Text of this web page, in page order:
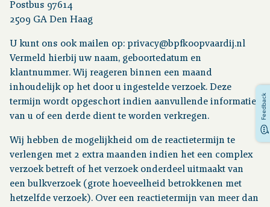
Postbus 97614
2509 GA Den Haag
U kunt ons ook mailen op: privacy@bpfkoopvaardij.nl
Vermeld hierbij uw naam, geboortedatum en
klantnummer. Wij reageren binnen een maand
inhoudelijk op het door u ingestelde verzoek. Deze
termijn wordt opgeschort indien aanvullende informatie
van u of een derde dient te worden verkregen.
Wij hebben de mogelijkheid om de reactietermijn te
verlengen met 2 extra maanden indien het een complex
verzoek betreft of het verzoek onderdeel uitmaakt van
een bulkverzoek (grote hoeveelheid betrokkenen met
hetzelfde verzoek). Over een reactietermijn van meer dan
Feedback